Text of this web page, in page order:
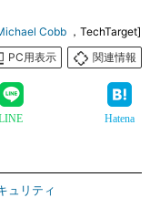
Cobb ，TechTarget]
PC用表示
関連情報
Hatena
ュリティ